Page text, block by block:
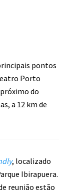
pontos
Porto
do
a 12 km de
, localizado
Ibirapuera.
reunião estão